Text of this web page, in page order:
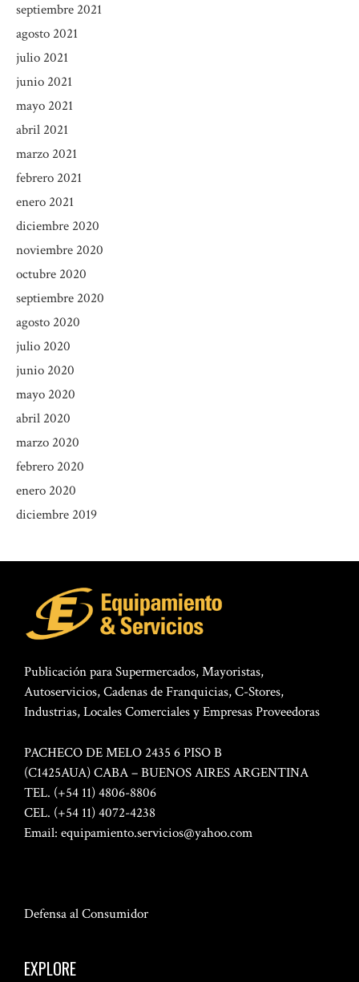
septiembre 2021
agosto 2021
julio 2021
junio 2021
mayo 2021
abril 2021
marzo 2021
febrero 2021
enero 2021
diciembre 2020
noviembre 2020
octubre 2020
septiembre 2020
agosto 2020
julio 2020
junio 2020
mayo 2020
abril 2020
marzo 2020
febrero 2020
enero 2020
diciembre 2019
Publicación para Supermercados, Mayoristas,
Autoservicios, Cadenas de Franquicias, C-Stores,
Industrias, Locales Comerciales y Empresas Proveedoras
PACHECO DE MELO 2435 6 PISO B
(C1425AUA) CABA – BUENOS AIRES ARGENTINA
TEL. (+54 11) 4806-8806
CEL. (+54 11) 4072-4238
Email: equipamiento.servicios@yahoo.com
Defensa al Consumidor
EXPLORE